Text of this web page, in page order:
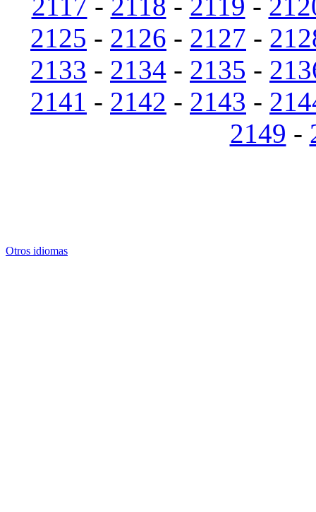
2125 - 2126 - 2127 -
2133 - 2134 - 2135 -
2141 - 2142 - 2143 -
2149 -
Otros idiomas